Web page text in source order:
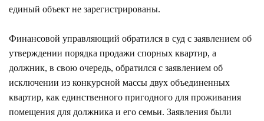
единый объект не зарегистрированы.
Финансовой управляющий обратился в суд с заявлением об
утверждении порядка продажи спорных квартир, а
должник, в свою очередь, обратился с заявлением об
исключении из конкурсной массы двух объединенных
квартир, как единственного пригодного для проживания
помещения для должника и его семьи. Заявления были